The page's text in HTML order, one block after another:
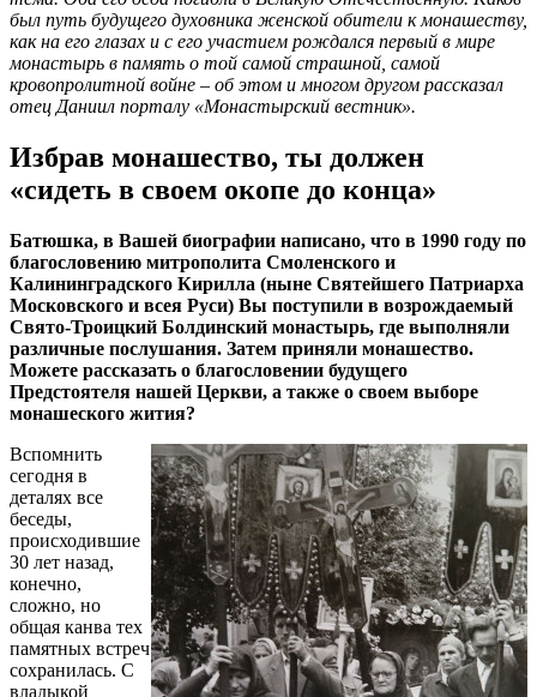
был путь будущего духовника женской обители к монашеству,
как на его глазах и с его участием рождался первый в мире
монастырь в память о той самой страшной, самой
кровопролитной войне – об этом и многом другом рассказал
отец Даниил порталу «Монастырский вестник».
Избрав монашество, ты должен
«сидеть в своем окопе до конца»
Батюшка, в Вашей биографии написано, что в 1990 году по
благословению митрополита Смоленского и
Калининградского Кирилла (ныне Святейшего Патриарха
Московского и всея Руси) Вы поступили в возрождаемый
Свято-Троицкий Болдинский монастырь, где выполняли
различные послушания. Затем приняли монашество.
Можете рассказать о благословении будущего
Предстоятеля нашей Церкви, а также о своем выборе
монашеского жития?
Вспомнить
сегодня в
деталях все
беседы,
происходившие
30 лет назад,
конечно,
сложно, но
общая канва тех
памятных встреч
сохранилась. С
владыкой